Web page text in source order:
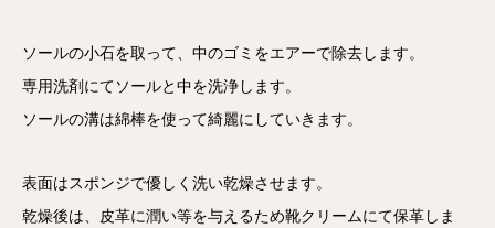
ソールの小石を取って、中のゴミをエアーで除去します。
専用洗剤にてソールと中を洗浄します。
ソールの溝は綿棒を使って綺麗にしていきます。
表面はスポンジで優しく洗い乾燥させます。
乾燥後は、皮革に潤い等を与えるため靴クリームにて保革しま